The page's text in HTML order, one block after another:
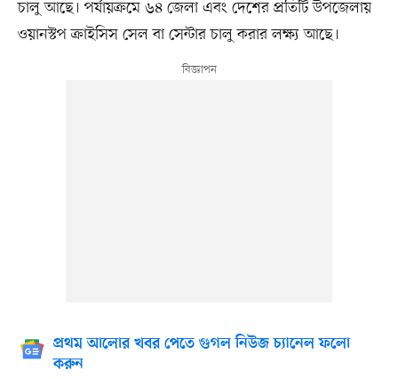
চালু আছে। পর্যায়ক্রমে ৬৪ জেলা এবং দেশের প্রতিটি উপজেলায়
ওয়ানস্টপ ক্রাইসিস সেল বা সেন্টার চালু করার লক্ষ্য আছে।
প্রথম আলোর খবর পেতে গুগল নিউজ চ্যানেল ফলো
করুন